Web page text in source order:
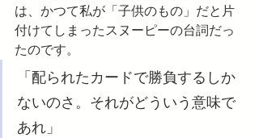
は、かつて私が「子供のもの」だと片
付けてしまったスヌーピーの台詞だっ
たのです。
「配られたカードで勝負するしか
ないのさ。それがどういう意味で
あれ」